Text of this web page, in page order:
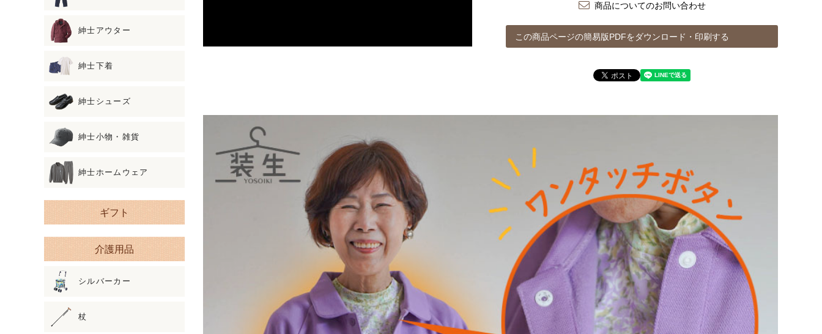
紳士アウター
紳士下着
紳士シューズ
紳士小物・雑貨
紳士ホームウェア
ギフト
介護用品
シルバーカー
杖
商品についてのお問い合わせ
この商品ページの簡易版PDFをダウンロード・印刷する